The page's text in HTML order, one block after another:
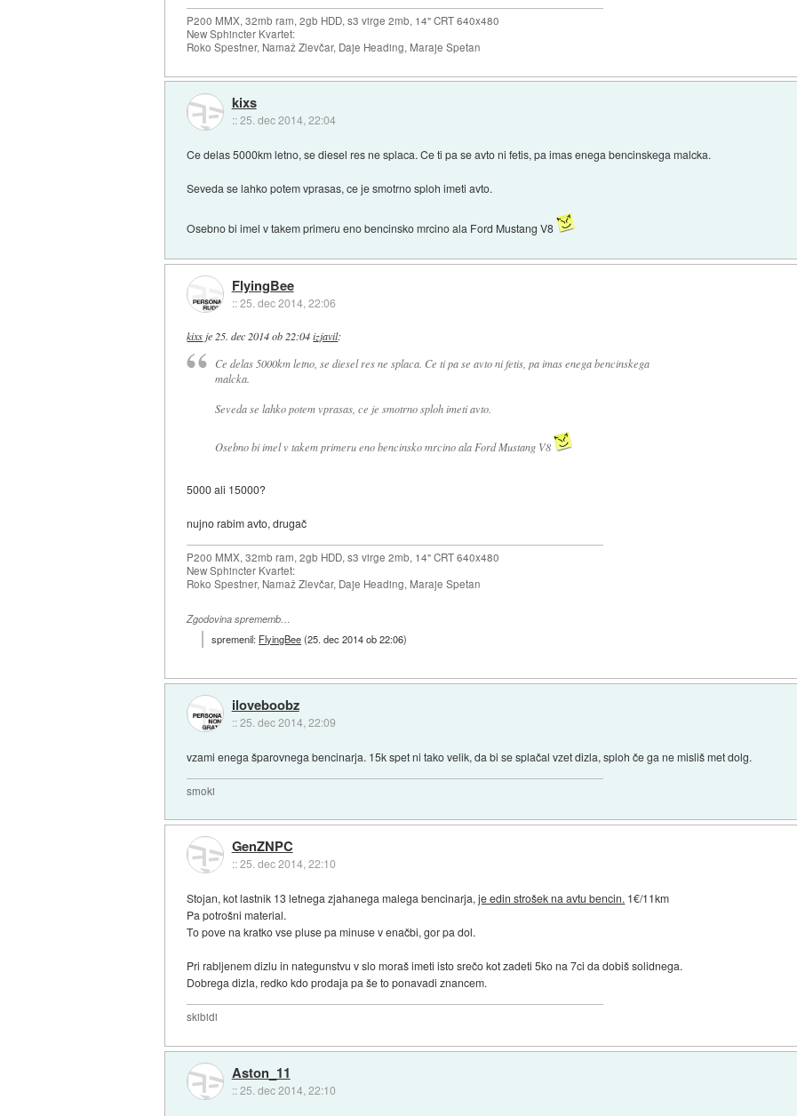
P200 MMX, 32mb ram, 2gb HDD, s3 virge 2mb, 14" CRT 640x480
New Sphincter Kvartet:
Roko Spestner, Namaž Zlevčar, Daje Heading, Maraje Spetan
kixs
::25. dec 2014, 22:04
Ce delas 5000km letno, se diesel res ne splaca. Ce ti pa se avto ni fetis, pa imas enega bencinskega malcka.
Seveda se lahko potem vprasas, ce je smotrno sploh imeti avto.
Osebno bi imel v takem primeru eno bencinsko mrcino ala Ford Mustang V8
FlyingBee
::25. dec 2014, 22:06
kixsje25. dec 2014 ob 22:04 izjavil:
Ce delas 5000km letno, se diesel res ne splaca. Ce ti pa se avto ni fetis, pa imas enega bencinskega
malcka.
Seveda se lahko potem vprasas, ce je smotrno sploh imeti avto.
Osebno bi imel v takem primeru eno bencinsko mrcino ala Ford Mustang V8
5000 ali 15000?
nujno rabim avto, drugač
P200 MMX, 32mb ram, 2gb HDD, s3 virge 2mb, 14" CRT 640x480
New Sphincter Kvartet:
Roko Spestner, Namaž Zlevčar, Daje Heading, Maraje Spetan
Zgodovina sprememb…
spremenil: FlyingBee(25. dec 2014 ob 22:06)
iloveboobz
::25. dec 2014, 22:09
vzami enega šparovnega bencinarja. 15k spet ni tako velik, da bi se splačal vzet dizla, sploh če ga ne misliš met dolg.
smoki
GenZNPC
::25. dec 2014, 22:10
Stojan, kot lastnik 13 letnega zjahanega malega bencinarja,je edin strošek na avtu bencin. 1€/11km
Pa potrošni material.
To pove na kratko vse pluse pa minuse v enačbi, gor pa dol.
Pri rabljenem dizlu in nategunstvu v slo moraš imeti isto srečo kot zadeti 5ko na 7ci da dobiš solidnega.
Dobrega dizla, redko kdo prodaja pa še to ponavadi znancem.
skibidi
Aston_11
::25. dec 2014, 22:10